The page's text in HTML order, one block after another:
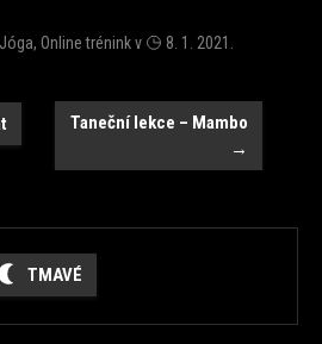
Jóga, Online tréninkv 8. 1. 2021
Taneční lekce – Mambo
→
TMAVÉ